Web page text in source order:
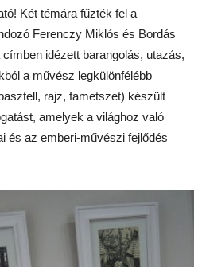
Két témára fűzték fel a
Ferenczy Miklós és Bordás
idézett barangolás, utazás,
a művész legkülönfélébb
rajz, fametszet) készült
amelyek a világhoz való
és az emberi-művészi fejlődés